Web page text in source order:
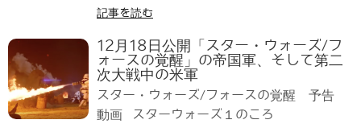
記事を読む
12月18日公開「スター・ウォーズ/フ
ォースの覚醒」の帝国軍、そして第二
次大戦中の米軍
スター・ウォーズ/フォースの覚醒 予告
動画 スターウォーズ１のころ